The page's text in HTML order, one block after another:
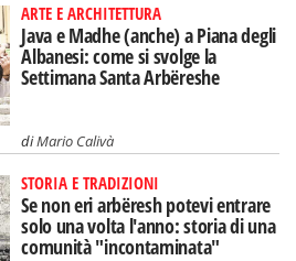
ARTE E ARCHITETTURA
Java e Madhe (anche) a Piana degli
Albanesi: come si svolge la
Settimana Santa Arbëreshe
diMario Calivà
STORIA E TRADIZIONI
Se non eri arbëresh potevi entrare
solo una volta l'anno: storia di una
comunità "incontaminata"